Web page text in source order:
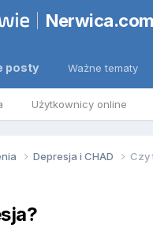
Nerwica.com
Użytkownicy online
posty Ważne tematy
Depresja i CHAD Czy